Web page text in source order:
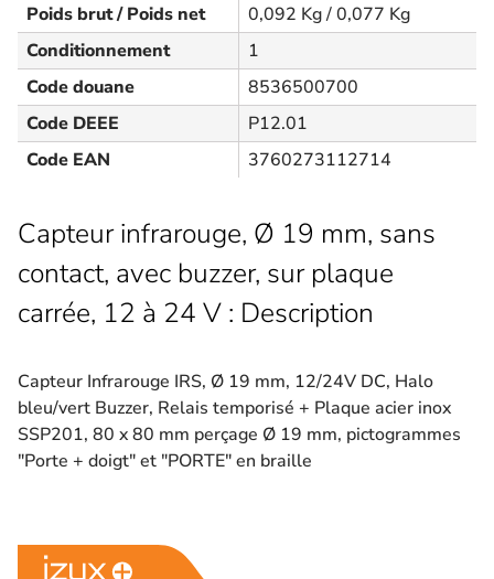
Poids brut / Poids net
0,092 Kg / 0,077 Kg
Conditionnement
1
Code douane
8536500700
Code DEEE
P12.01
Code EAN
3760273112714
Capteur infrarouge, Ø 19 mm, sans
contact, avec buzzer, sur plaque
carrée, 12 à 24 V : Description
Capteur Infrarouge IRS, Ø 19 mm, 12/24V DC, Halo
bleu/vert Buzzer, Relais temporisé + Plaque acier inox
SSP201, 80 x 80 mm perçage Ø 19 mm, pictogrammes
"Porte + doigt" et "PORTE" en braille